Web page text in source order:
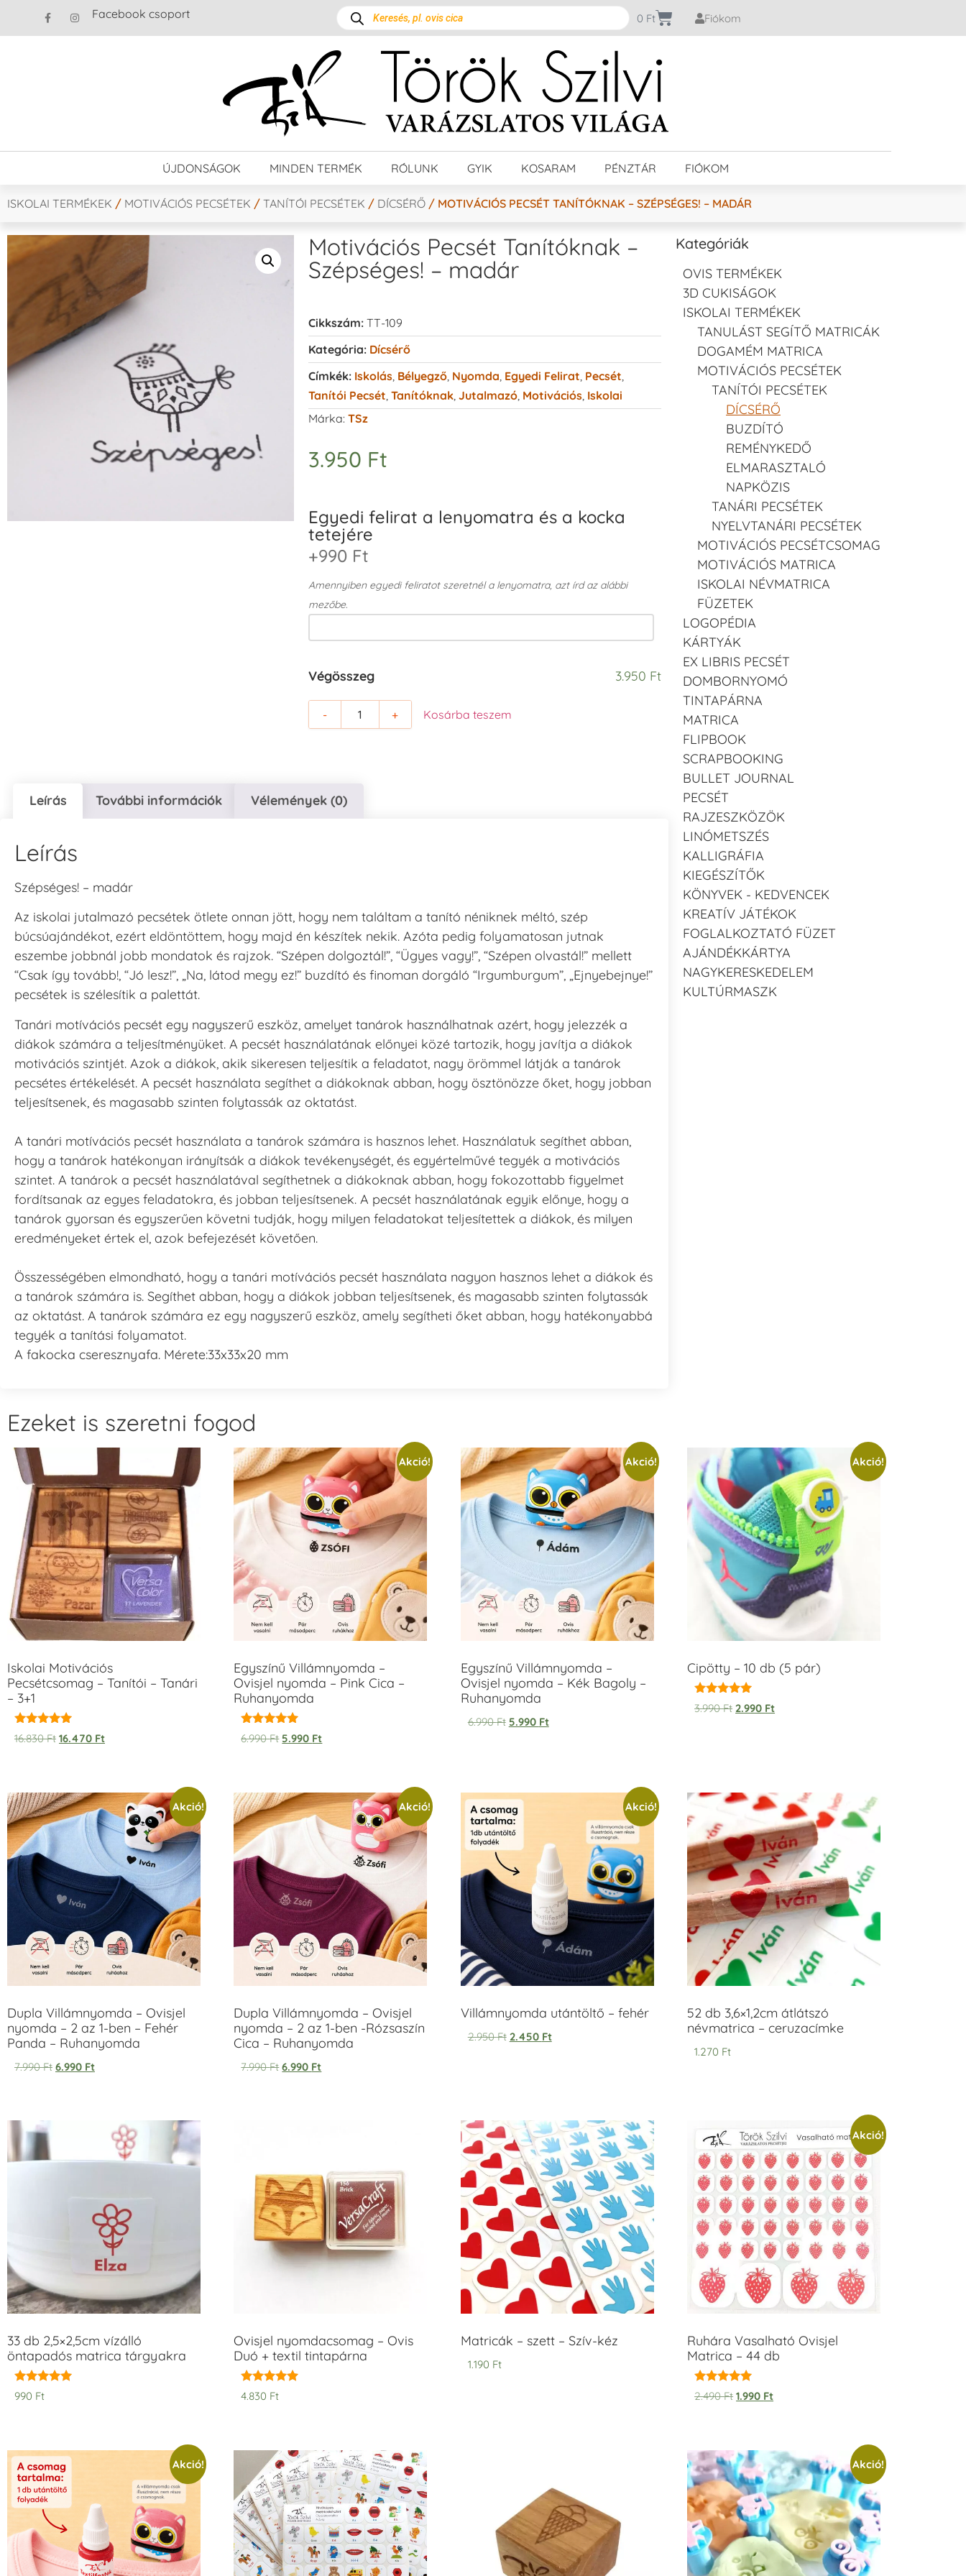
Facebook csoport 0 Ft Fiókom
ÚJDONSÁGOK MINDEN TERMÉK RÓLUNK GYIK KOSARAM PÉNZTÁR FIÓKOM
ISKOLAI TERMÉKEK / MOTIVÁCIÓS PECSÉTEK / TANÍTÓI PECSÉTEK / DÍCSÉRŐ / MOTIVÁCIÓS PECSÉT TANÍTÓKNAK – SZÉPSÉGES! – MADÁR
Motivációs Pecsét Tanítóknak –
Szépséges! – madár
Cikkszám: TT-109
Kategória: Dícsérő
Címkék: Iskolás, Bélyegző, Nyomda Egyedi Felirat Pecsét
Tanítói Pecsét Tanítóknak, Jutalmazó, Motivációs, Iskolai
Márka: TSz
3.950 Ft
Egyedi felirat a lenyomatra és a kocka
tetejére
+990 Ft
Amennyiben egyedi feliratot szeretnél a lenyomatra, azt írd az alábbi
mezőbe.
Végösszeg 3.950 Ft
- + Kosárba teszem
Leírás További információk Vélemények (0)
Leírás
Szépséges! – madár
Az iskolai jutalmazó pecsétek ötlete onnan jött, hogy nem találtam a tanító néniknek méltó, szép
búcsúajándékot, ezért eldöntöttem, hogy majd én készítek nekik. Azóta pedig folyamatosan jutnak
eszembe jobbnál jobb mondatok és rajzok. “Szépen dolgoztál!”, “Ügyes vagy!”, “Szépen olvastál!” mellett
“Csak így tovább!, “Jó lesz!”, „Na, látod megy ez!” buzdító és finoman dorgáló “Irgumburgum”, „Ejnyebejnye!”
pecsétek is szélesítik a palettát.
Tanári motívációs pecsét egy nagyszerű eszköz, amelyet tanárok használhatnak azért, hogy jelezzék a
diákok számára a teljesítményüket. A pecsét használatának előnyei közé tartozik, hogy javítja a diákok
motivációs szintjét. Azok a diákok, akik sikeresen teljesítik a feladatot, nagy örömmel látják a tanárok
pecsétes értékelését. A pecsét használata segíthet a diákoknak abban, hogy ösztönözze őket, hogy jobban
teljesítsenek, és magasabb szinten folytassák az oktatást.
A tanári motívációs pecsét használata a tanárok számára is hasznos lehet. Használatuk segíthet abban,
hogy a tanárok hatékonyan irányítsák a diákok tevékenységét, és egyértelművé tegyék a motivációs
szintet. A tanárok a pecsét használatával segíthetnek a diákoknak abban, hogy fokozottabb figyelmet
fordítsanak az egyes feladatokra, és jobban teljesítsenek. A pecsét használatának egyik előnye, hogy a
tanárok gyorsan és egyszerűen követni tudják, hogy milyen feladatokat teljesítettek a diákok, és milyen
eredményeket értek el, azok befejezését követően.
Összességében elmondható, hogy a tanári motívációs pecsét használata nagyon hasznos lehet a diákok és
a tanárok számára is. Segíthet abban, hogy a diákok jobban teljesítsenek, és magasabb szinten folytassák
az oktatást. A tanárok számára ez egy nagyszerű eszköz, amely segítheti őket abban, hogy hatékonyabbá
tegyék a tanítási folyamatot.
A fakocka cseresznyafa. Mérete:33x33x20 mm
Kategóriák
OVIS TERMÉKEK
3D CUKISÁGOK
ISKOLAI TERMÉKEK
TANULÁST SEGÍTŐ MATRICÁK
DOGAMÉM MATRICA
MOTIVÁCIÓS PECSÉTEK
TANÍTÓI PECSÉTEK
DÍCSÉRŐ
BUZDÍTÓ
REMÉNYKEDŐ
ELMARASZTALÓ
NAPKÖZIS
TANÁRI PECSÉTEK
NYELVTANÁRI PECSÉTEK
MOTIVÁCIÓS PECSÉTCSOMAG
MOTIVÁCIÓS MATRICA
ISKOLAI NÉVMATRICA
FÜZETEK
LOGOPÉDIA
KÁRTYÁK
EX LIBRIS PECSÉT
DOMBORNYOMÓ
TINTAPÁRNA
MATRICA
FLIPBOOK
SCRAPBOOKING
BULLET JOURNAL
PECSÉT
RAJZESZKÖZÖK
LINÓMETSZÉS
KALLIGRÁFIA
KIEGÉSZÍTŐK
KÖNYVEK - KEDVENCEK
KREATÍV JÁTÉKOK
FOGLALKOZTATÓ FÜZET
AJÁNDÉKKÁRTYA
NAGYKERESKEDELEM
KULTÚRMASZK
Ezeket is szeretni fogod
Iskolai Motivációs
Pecsétcsomag – Tanítói – Tanári
– 3+1
Értékelés:
5.00
16.830Ft 16.470 Ft
Akció!
Egyszínű Villámnyomda –
Ovisjel nyomda – Pink Cica –
Ruhanyomda
Értékelés:
5.00
6.990Ft 5.990 Ft
Akció!
Egyszínű Villámnyomda –
Ovisjel nyomda – Kék Bagoly –
Ruhanyomda
6.990Ft 5.990 Ft
Akció!
Cipötty – 10 db (5 pár)
Értékelés:
5.00
3.990Ft 2.990 Ft
Akció!
Dupla Villámnyomda – Ovisjel
nyomda – 2 az 1-ben – Fehér
Panda – Ruhanyomda
7.990Ft 6.990 Ft
Akció!
Dupla Villámnyomda – Ovisjel
nyomda – 2 az 1-ben -Rózsaszín
Cica – Ruhanyomda
7.990Ft 6.990 Ft
Akció!
Villámnyomda utántöltő – fehér
2.950Ft 2.450 Ft
52 db 3,6×1,2cm átlátszó
névmatrica – ceruzacímke
1.270 Ft
33 db 2,5×2,5cm vízálló
öntapadós matrica tárgyakra
Értékelés:
5.00
990 Ft
Ovisjel nyomdacsomag – Ovis
Duó + textil tintapárna
Értékelés:
5.00
4.830 Ft
Matricák – szett – Szív-kéz
1.190 Ft
Akció!
Ruhára Vasalható Ovisjel
Matrica – 44 db
Értékelés:
5.00
2.490Ft 1.990 Ft
Akció! Akció!